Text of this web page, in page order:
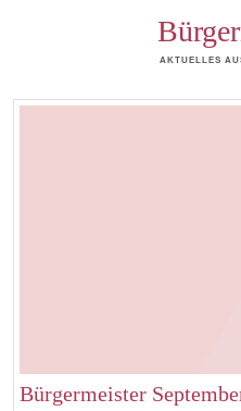
AKTUELLES
Bürgermeister